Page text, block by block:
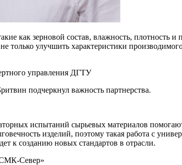
как зерновой состав, влажность, плотность
только улучшить характеристики
управления ДГТУ
подчеркнул важность партнерства.
испытаний сырьевых материалов
изделий, поэтому такая работа с
к созданию новых стандартов в отрасли.
Север»